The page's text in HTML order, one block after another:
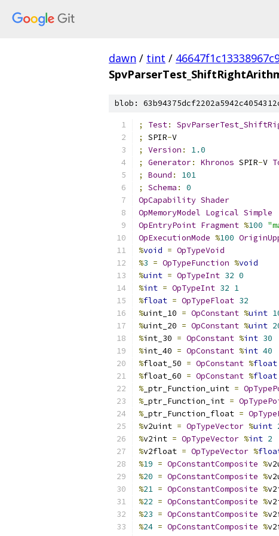
dawn / tint /
blob:
; Test:
;
SPIR-V
;
Version :
1.0
;
Generator: Khronos SPIR-V
;
Bound :
101
;
Schema :
0
OpCapability Shader
OpMemoryModel Logical Simple
OpEntryPoint Fragment %100
OpExecutionMode %100
%void = OpTypeVoid
%3 = OpTypeFunction %void
%uint = OpTypeInt 32 0
%int = OpTypeInt 32 1
%float = OpTypeFloat 32
%uint_10 = OpConstant %uint
%uint_20 = OpConstant %uint
%int_30 = OpConstant %int 30
%int_40 = OpConstant %int 40
%float_50 = OpConstant %float
%float_60 = OpConstant %float
% _ptr_Function_uint =
% _ptr_Function_int =
% _ptr_Function_float =
%v2uint = OpTypeVector %uint
%v2int = OpTypeVector %int 2
%v2float = OpTypeVector %
%19 = OpConstantComposite %
%20 = OpConstantComposite %
%21 = OpConstantComposite %
%22 = OpConstantComposite %
%23 = OpConstantComposite %
%24 = OpConstantComposite %